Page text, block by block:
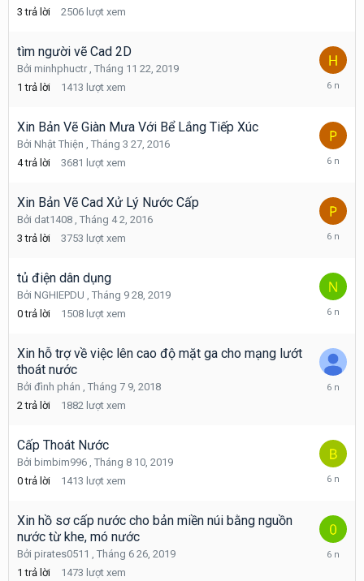
3 trả lời 2506 lượt xem
tìm người vẽ Cad 2D
Bởi minhphuctr , Tháng 11 22, 2019
1 trả lời 1413 lượt xem
Tháng
2019
Xin Bản Vẽ Giàn Mưa Với Bể Lắng Tiếp Xúc
Bởi Nhật Thiện , Tháng 3 27, 2016
4 trả lời 3681 lượt xem
Tháng
2019
Xin Bản Vẽ Cad Xử Lý Nước Cấp
Bởi dat1408 , Tháng 4 2, 2016
3 trả lời 3753 lượt xem
Tháng
2019
tủ điện dân dụng
Bởi NGHIEPDU , Tháng 9 28, 2019
0 trả lời 1508 lượt xem
Tháng
2019
Xin hỗ trợ về việc lên cao độ mặt ga cho mạng lướt
thoát nước
Bởi đình phán , Tháng 7 9, 2018
2 trả lời 1882 lượt xem
Tháng
Cấp Thoát Nước
Bởi bimbim996 , Tháng 8 10, 2019
0 trả lời 1413 lượt xem
Tháng
2019
Xin hồ sơ cấp nước cho bản miền núi bằng nguồn
nước từ khe, mó nước
Bởi pirates0511 , Tháng 6 26, 2019
1 trả lời 1473 lượt xem
Tháng